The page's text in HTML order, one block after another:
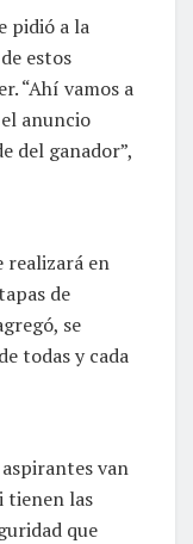
pidió a la
estos
“Ahí vamos a
anuncio
del ganador”,
realizará en
de
se
todas y cada
van
tienen las
que